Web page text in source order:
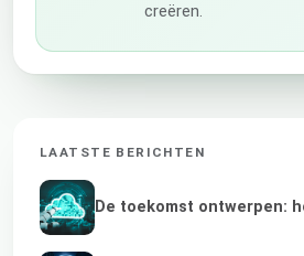
creëren.
LAATSTE BERICHTEN
De toekomst ontwerpen: